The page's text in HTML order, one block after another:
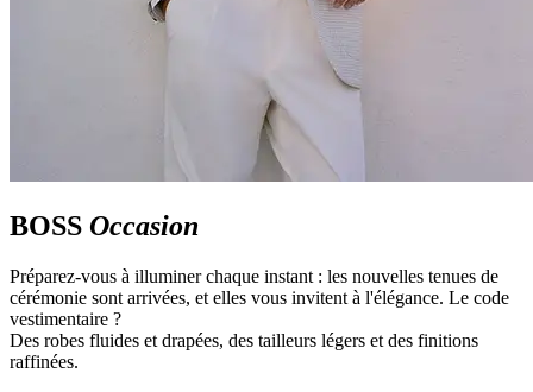
BOSS Occasion
Préparez-vous à illuminer chaque instant : les nouvelles tenues de
cérémonie sont arrivées, et elles vous invitent à l'élégance. Le code
vestimentaire ?
Des robes fluides et drapées, des tailleurs légers et des finitions
raffinées.